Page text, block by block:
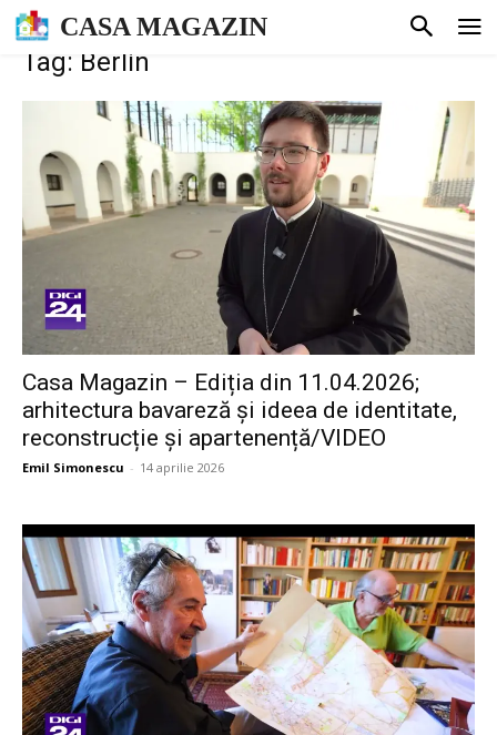
CASA MAGAZIN
Tag: Berlin
Casa Magazin – Ediția din 11.04.2026;
arhitectura bavareză și ideea de identitate,
reconstrucție și apartenență/VIDEO
Emil Simonescu - 14 aprilie 2026